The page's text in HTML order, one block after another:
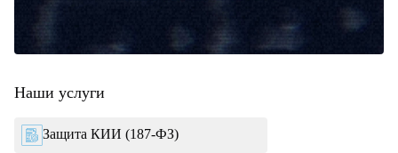
Наши услуги
Защита КИИ (187-ФЗ)